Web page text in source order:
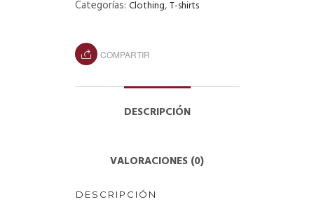
Categorías: Clothing,T-shirts
COMPARTIR
DESCRIPCIÓN
VALORACIONES (0)
DESCRIPCIÓN